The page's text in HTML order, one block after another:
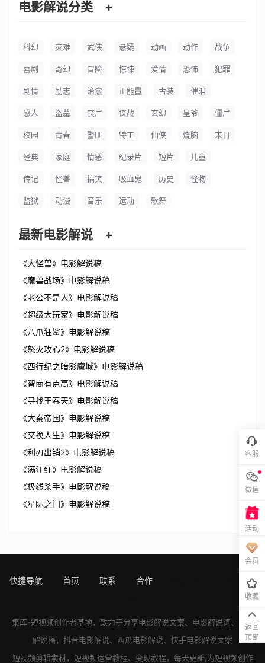
电影解说分类 +
科幻 灾难 武侠 悬疑 动画 动作 战争
喜剧 奇幻 冒险 惊悚 爱情 恐怖 犯罪
剧情 励志 治愈 正能量 古装 催泪
感人 盗墓 丧尸 谍战 玄幻 星爷 僵尸
校园 青春 警匪 特工 仙侠 烧脑 末日
经典 家庭 情感 纪录片 短片 儿童
传记 怪兽 搞笑 吸血鬼 历史 怪物
监狱 动漫 音乐 运动 歌舞
最新电影解说 +
《大怪兽》电影解说稿
《魔兽战场》电影解说稿
《老公不是人》电影解说稿
《超级大玩家》电影解说稿
《八爪狂鲨》电影解说稿
《怒火攻心2》电影解说稿
《西行纪之暗影魔城》电影解说稿
《智商有点高》电影解说稿
《寻找王春天》电影解说稿
《大秦帝国》电影解说稿
《交换人生》电影解说稿
《利刃出销2》电影解说稿
《满江红》电影解说稿
《极线杀手》电影解说稿
《星际之门》电影解说稿
快捷导航 首页 联系 合作
[!---page.sta
集库-短视频创作者基地，致力于分享电影解说文案、 电影解说词、
电影
解说稿， 抖音电影解说、 西瓜电影解说、 快手电影解说文案
短视频剪辑素材，短视频运营教程、变现教程，每天更新,为短视频创作
客服
微信
活动
会员
收藏
返回
顶部